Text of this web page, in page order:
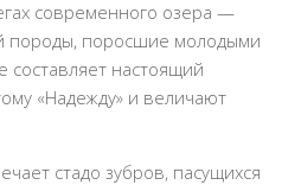
современного озера —
породы, поросшие молодыми
составляет настоящий
«Надежду» и величают
стадо зубров, пасущихся